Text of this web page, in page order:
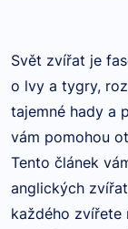
Svět zvířat je
o lvy a tygry,
tajemné hady a
vám pomohou
Tento článek
anglických
každého zvířete